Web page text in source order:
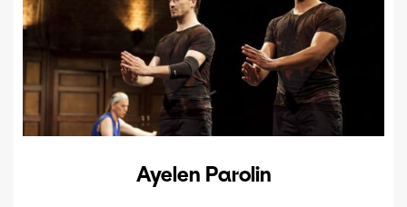
Ayelen Parolin